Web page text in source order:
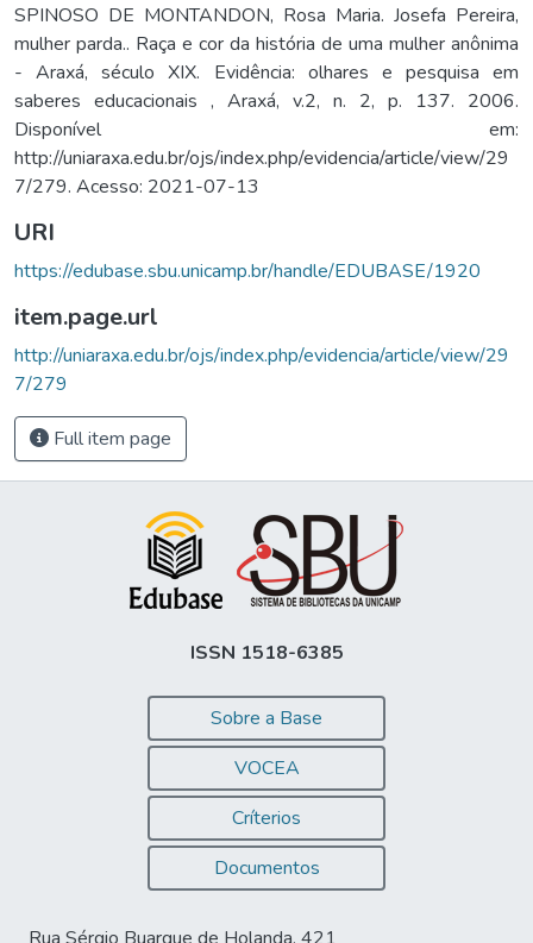
SPINOSO DE MONTANDON, Rosa Maria. Josefa Pereira,
mulher parda.. Raça e cor da história de uma mulher anônima
- Araxá, século XIX. Evidência: olhares e pesquisa em
saberes educacionais , Araxá, v.2, n. 2, p. 137. 2006.
Disponível em:
http://uniaraxa.edu.br/ojs/index.php/evidencia/article/view/29
7/279. Acesso: 2021-07-13
URI
https://edubase.sbu.unicamp.br/handle/EDUBASE/1920
item.page.url
http://uniaraxa.edu.br/ojs/index.php/evidencia/article/view/29
7/279
Full item page
ISSN 1518-6385
Sobre a Base
VOCEA
Críterios
Documentos